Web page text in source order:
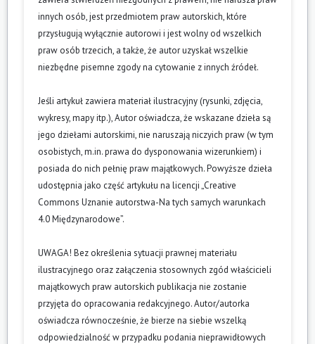
innych osób, jest przedmiotem praw autorskich, które
przysługują wyłącznie autorowi i jest wolny od wszelkich
praw osób trzecich, a także, że autor uzyskał wszelkie
niezbędne pisemne zgody na cytowanie z innych źródeł.
Jeśli artykuł zawiera materiał ilustracyjny (rysunki, zdjęcia,
wykresy, mapy itp.), Autor oświadcza, że wskazane dzieła są
jego dziełami autorskimi, nie naruszają niczyich praw (w tym
osobistych, m.in. prawa do dysponowania wizerunkiem) i
posiada do nich pełnię praw majątkowych. Powyższe dzieła
udostępnia jako część artykułu na licencji „Creative
Commons Uznanie autorstwa-Na tych samych warunkach
4.0 Międzynarodowe”.
UWAGA! Bez określenia sytuacji prawnej materiału
ilustracyjnego oraz załączenia stosownych zgód właścicieli
majątkowych praw autorskich publikacja nie zostanie
przyjęta do opracowania redakcyjnego. Autor/autorka
oświadcza równocześnie, że bierze na siebie wszelką
odpowiedzialność w przypadku podania nieprawidłowych